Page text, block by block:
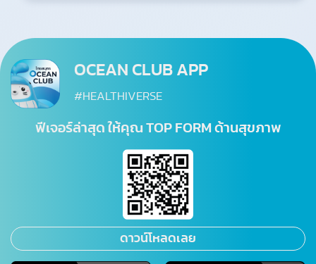
OCEAN CLUB APP
#HEALTHIVERSE
ฟีเจอร์ล่าสุด ให้คุณ TOP FORM ด้านสุขภาพ
ดาวน์โหลดเลย